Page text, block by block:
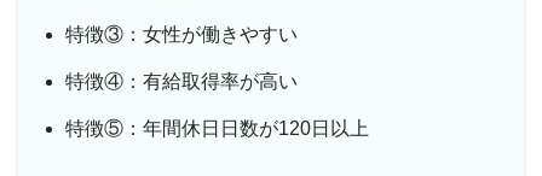
特徴③：女性が働きやすい
特徴④：有給取得率が高い
特徴⑤：年間休日日数が120日以上